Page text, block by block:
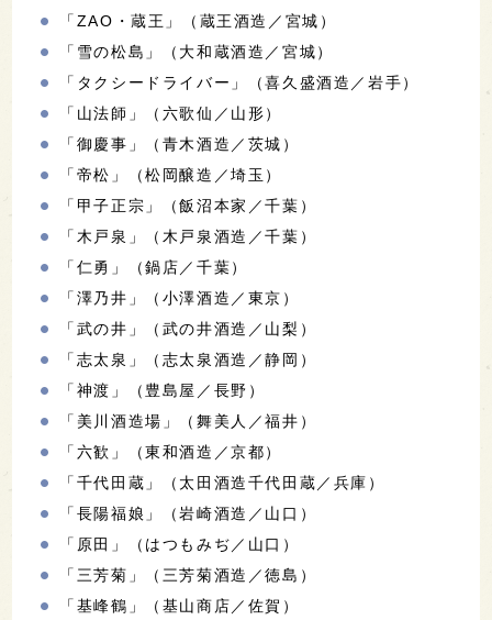
「ZAO・蔵王」（蔵王酒造／宮城）
「雪の松島」（大和蔵酒造／宮城）
「タクシードライバー」（喜久盛酒造／岩手）
「山法師」（六歌仙／山形）
「御慶事」（青木酒造／茨城）
「帝松」（松岡醸造／埼玉）
「甲子正宗」（飯沼本家／千葉）
「木戸泉」（木戸泉酒造／千葉）
「仁勇」（鍋店／千葉）
「澤乃井」（小澤酒造／東京）
「武の井」（武の井酒造／山梨）
「志太泉」（志太泉酒造／静岡）
「神渡」（豊島屋／長野）
「美川酒造場」（舞美人／福井）
「六歓」（東和酒造／京都）
「千代田蔵」（太田酒造千代田蔵／兵庫）
「長陽福娘」（岩崎酒造／山口）
「原田」（はつもみぢ／山口）
「三芳菊」（三芳菊酒造／徳島）
「基峰鶴」（基山商店／佐賀）